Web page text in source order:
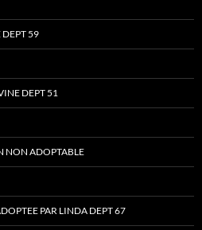
DEPT 59
DEPT 51
NON ADOPTABLE
PAR LINDA DEPT 67